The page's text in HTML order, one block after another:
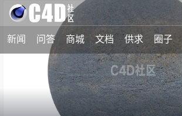
新闻 问答 商城 文档 供求 圈子